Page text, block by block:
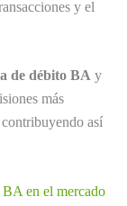
y el
de débito BA y
más
así
BA en el mercado